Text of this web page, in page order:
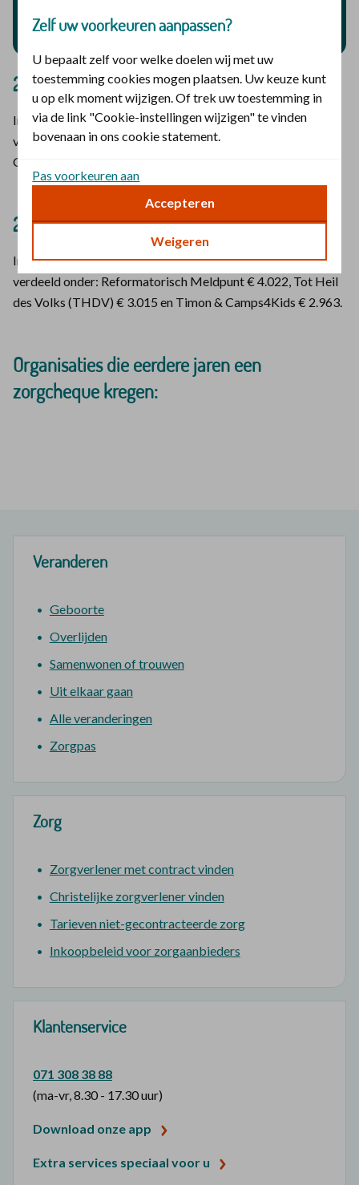
2020
In 2020 werd De christelijke zorgverzekeraar Zorgcheque
verdeeld onder: VBOK € 4.492, Jesus.net (project OUD
GOUD) € 3.439 en Stichting Gratis Gezond € 2.069.
2019
In 2019 werd De christelijke zorgverzekeraar Zorgcheque
verdeeld onder: Reformatorisch Meldpunt € 4.022, Tot Heil
des Volks (THDV) € 3.015 en Timon & Camps4Kids € 2.963.
Organisaties die eerdere jaren een
zorgcheque kregen:
Veranderen
Geboorte
Overlijden
Samenwonen of trouwen
Uit elkaar gaan
Alle veranderingen
Zorgpas
Zorg
Zorgverlener met contract vinden
Christelijke zorgverlener vinden
Tarieven niet-gecontracteerde zorg
Inkoopbeleid voor zorgaanbieders
Klantenservice
071 308 38 88
(ma-vr, 8.30 - 17.30 uur)
Download onze app
Extra services speciaal voor u
Zelf uw voorkeuren aanpassen?
U bepaalt zelf voor welke doelen wij met uw
toestemming cookies mogen plaatsen. Uw keuze kunt
u op elk moment wijzigen. Of trek uw toestemming in
via de link "Cookie-instellingen wijzigen" te vinden
bovenaan in ons cookie statement.
Pas voorkeuren aan
Accepteren
Weigeren